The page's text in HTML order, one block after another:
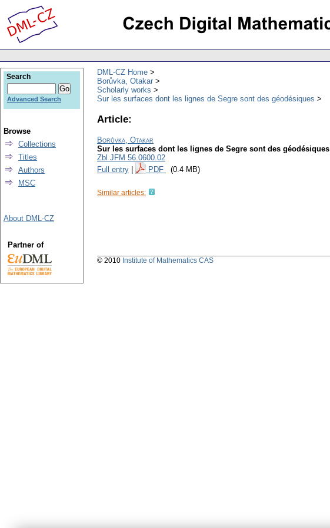
DML-CZ Home
Borůvka, Otakar
Scholarly works
Sur les surfaces dont les lignes de Segre sont des géodésiques
Article:
Borůvka, Otakar
Sur les surfaces dont les lignes de Segre sont des géodésiques
Zbl JFM 56.0600.02
Full entry
PDF (0.4 MB)
Similar articles:
Search
Advanced Search
Browse
Collections
Titles
Authors
MSC
About DML-CZ
Partner of
© 2010 Institute of Mathematics CAS